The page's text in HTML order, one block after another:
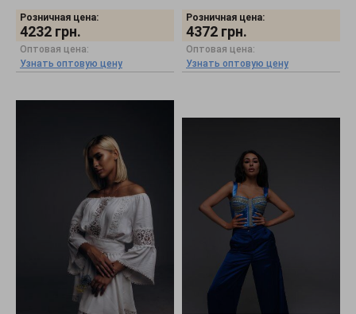
Розничная цена:
4232 грн.
Оптовая цена:
Узнать оптовую цену
Розничная цена:
4372 грн.
Оптовая цена:
Узнать оптовую цену